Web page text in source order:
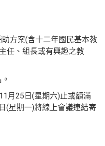
方案(含十二年國民基本教
任、組長或有興趣之教
月25日(星期六)止或額滿
(星期一)將線上會議連結寄